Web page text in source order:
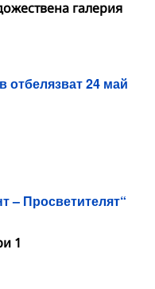
галерия
24 май
– Просветителят“
1